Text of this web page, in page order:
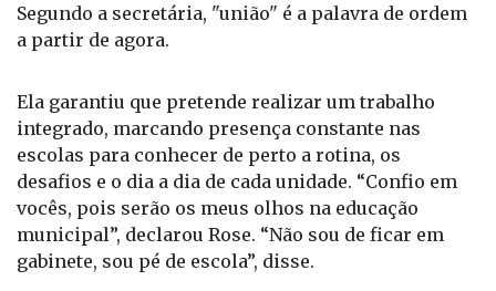
Segundo a secretária, "união" é a palavra de ordem
a partir de agora.
Ela garantiu que pretende realizar um trabalho
integrado, marcando presença constante nas
escolas para conhecer de perto a rotina, os
desafios e o dia a dia de cada unidade. “Confio em
vocês, pois serão os meus olhos na educação
municipal”, declarou Rose. “Não sou de ficar em
gabinete, sou pé de escola”, disse.